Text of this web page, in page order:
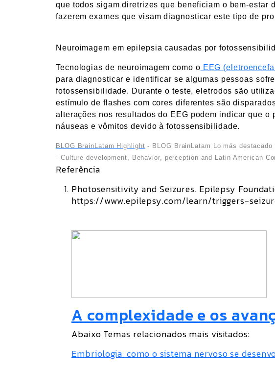
que todos sigam diretrizes que beneficiam o bem-estar
fazerem exames que visam diagnosticar este tipo de
Neuroimagem em epilepsia causadas por
Tecnologias de neuroimagem como o EEG
para diagnosticar e identificar se algumas pessoas
fotossensibilidade. Durante o teste, eletrodos são
estímulo de flashes com cores diferentes são
alterações nos resultados do EEG podem indicar que o
náuseas e vômitos devido à fotossensibilidade.
BLOG BrainLatam Highlight - BLOG BrainLatam Lo más
- Culture development, Behavior, perception and Latin American
Referência
Photosensitivity and Seizures. Epilepsy
https://www.epilepsy.com/learn/triggers-
A complexidade e os
Abaixo Temas relacionados mais visitados:
Embriologia: como o sistema nervoso se